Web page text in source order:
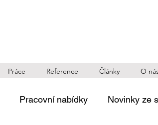
Práce Reference Články O
Pracovní nabídky Novinky ze